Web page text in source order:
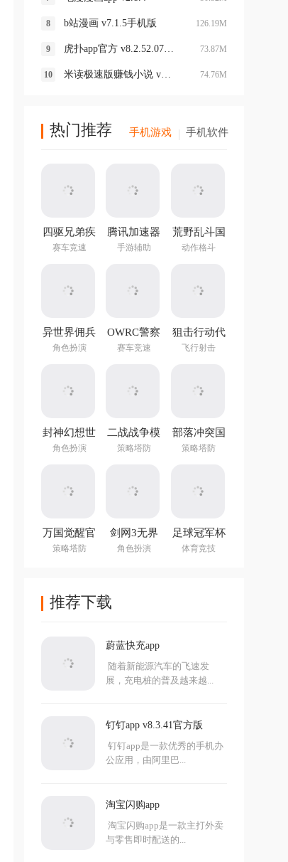
b站漫画 v7.1.5手机版 126.19M
虎扑app官方 v8.2.52.07092最新版 73.87M
米读极速版赚钱小说 v2.62.0.0710.1201 74.76M
热门推荐 手机游戏 手机软件
四驱兄弟疾
速奔跑手游
赛车竞速
腾讯加速器
极速版
手游辅助
荒野乱斗国
际服2026最
动作格斗
异世界佣兵
团养成记
角色扮演
OWRC警察
追逐模拟器
赛车竞速
狙击行动代
号猎鹰国际
飞行射击
封神幻想世
界手游
角色扮演
二战战争模
拟器官方最
策略塔防
部落冲突国
际服官方正
策略塔防
万国觉醒官
方正版
策略塔防
剑网3无界
角色扮演
足球冠军杯
大世界
体育竞技
推荐下载
蔚蓝快充app
随着新能源汽车的飞速发
展，充电桩的普及越来越...
钉钉app v8.3.41官方版
钉钉app是一款优秀的手机办
公应用，由阿里巴...
淘宝闪购app
淘宝闪购app是一款主打外卖
与零售即时配送的...